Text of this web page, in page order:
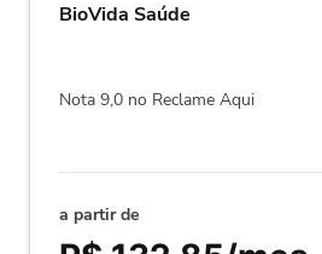
BioVida Saúde
Nota 9,0 no Reclame Aqui
a partir de